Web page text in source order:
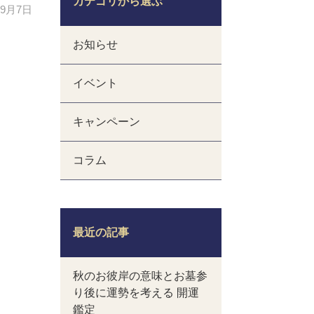
月7日
お知らせ
イベント
キャンペーン
コラム
最近の記事
秋のお彼岸の意味とお墓参
り後に運勢を考える 開運
鑑定